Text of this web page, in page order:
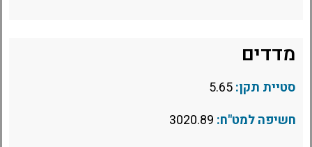
מדדים
סטיית תקן:
חשיפה למט"ח: